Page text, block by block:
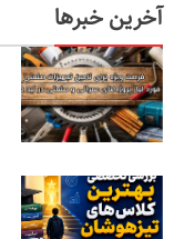
آخرین خبرها